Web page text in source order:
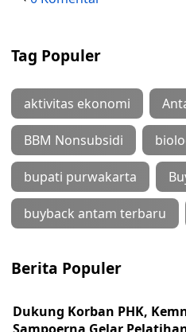
Tag Populer
aktivitas ekonomi
BBM Nonsubsidi
bupati purwakarta
buyback antam terbaru
Berita Populer
Dukung Korban PHK,